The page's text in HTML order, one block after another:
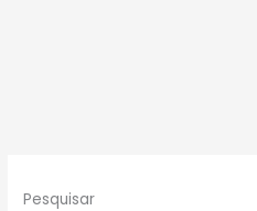
Pesquisar